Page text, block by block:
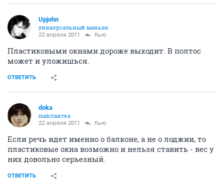
Upjohn
универсальный маньяк
22 апреля 2011 Кью
Пластиковыми окнами дороже выходит. В полтос
может и уложишься.
ОТВЕТИТЬ
doka
makitaнтка
22 апреля 2011 Кью
Если речь идет именно о балконе, а не о лоджии, то
пластиковые окна возможно и нельзя ставить - вес у
них довольно серьезный.
ОТВЕТИТЬ